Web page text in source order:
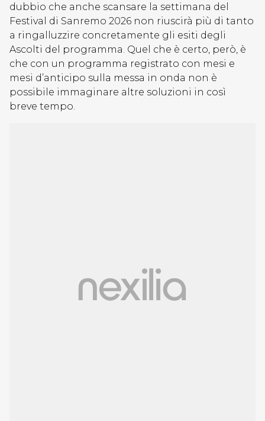
dubbio che anche scansare la settimana del
Festival di Sanremo 2026 non riuscirà più di tanto
a ringalluzzire concretamente gli esiti degli
Ascolti del programma. Quel che è certo, però, è
che con un programma registrato con mesi e
mesi d’anticipo sulla messa in onda non è
possibile immaginare altre soluzioni in così
breve tempo.